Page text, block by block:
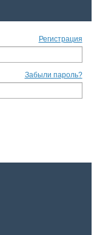
Регистрация
Забыли пароль?